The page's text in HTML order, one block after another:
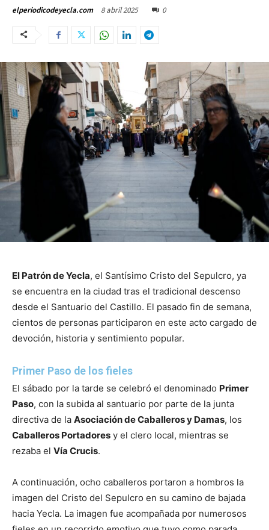
elperiodicodeyecla.com 8 abril 2025 0
El Patrón de Yecla, el Santísimo Cristo del Sepulcro, ya
se encuentra en la ciudad tras el tradicional descenso
desde el Santuario del Castillo. El pasado fin de semana,
cientos de personas participaron en este acto cargado de
devoción, historia y sentimiento popular.
Primer Paso de los fieles
El sábado por la tarde se celebró el denominado Primer
Paso, con la subida al santuario por parte de la junta
directiva de la Asociación de Caballeros y Damas, los
Caballeros Portadores y el clero local, mientras se
rezaba el Vía Crucis.
A continuación, ocho caballeros portaron a hombros la
imagen del Cristo del Sepulcro en su camino de bajada
hacia Yecla. La imagen fue acompañada por numerosos